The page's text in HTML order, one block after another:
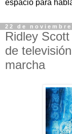
espacio para
22 de noviembre
Ridley
de
marcha